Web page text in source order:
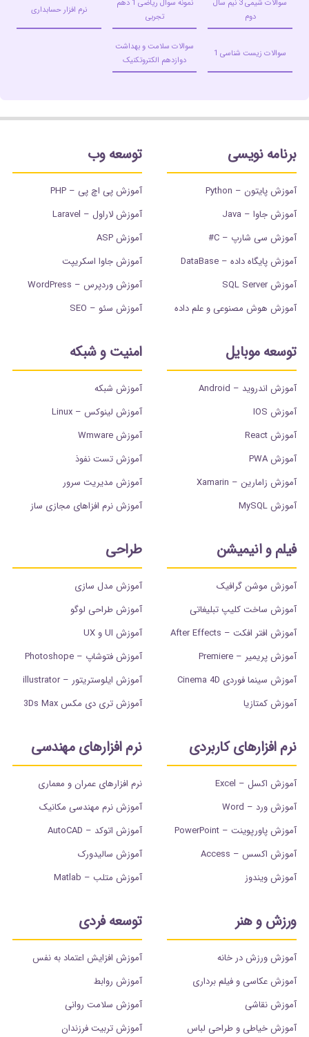
سوالات شیمی 3 نیم سال
دوم
نمونه سوال ریاضی 1 دهم
تجربی
نرم افزار حسابداری
سوالات زیست شناسی 1
سوالات سلامت و بهداشت
دوازدهم الکتروتکنیک
برنامه نویسی
آموزش پایتون – Python
آموزش جاوا – Java
آموزش سی شارپ – C#
آموزش پایگاه داده – DataBase
آموزش SQL Server
آموزش هوش مصنوعی و علم داده
توسعه وب
آموزش پی اچ پی – PHP
آموزش لاراول – Laravel
آموزش ASP
آموزش جاوا اسکریپت
آموزش وردپرس – WordPress
آموزش سئو – SEO
توسعه موبایل
آموزش اندروید – Android
آموزش IOS
آموزش React
آموزش PWA
آموزش زامارین – Xamarin
آموزش MySQL
امنیت و شبکه
آموزش شبکه
آموزش لینوکس – Linux
آموزش Wmware
آموزش تست نفوذ
آموزش مدیریت سرور
آموزش نرم افزاهای مجازی ساز
فیلم و انیمیشن
آموزش موشن گرافیک
آموزش ساخت کلیپ تبلیغاتی
آموزش افتر افکت – After Effects
آموزش پریمیر – Premiere
آموزش سینما فوردی Cinema 4D
آموزش کمتازیا
طراحی
آموزش مدل سازی
آموزش طراحی لوگو
آموزش UI و UX
آموزش فتوشاپ – Photoshope
آموزش ایلوستریتور – illustrator
آموزش تری دی مکس 3Ds Max
نرم افزارهای کاربردی
آموزش اکسل – Excel
آموزش ورد – Word
آموزش پاورپوینت – PowerPoint
آموزش اکسس – Access
آموزش ویندوز
نرم افزارهای مهندسی
نرم افزارهای عمران و معماری
آموزش نرم مهندسی مکانیک
آموزش اتوکد – AutoCAD
آموزش سالیدورک
آموزش متلب – Matlab
ورزش و هنر
آموزش ورزش در خانه
آموزش عکاسی و فیلم برداری
آموزش نقاشی
آموزش خیاطی و طراحی لباس
توسعه فردی
آموزش افزایش اعتماد به نفس
آموزش روابط
آموزش سلامت روانی
آموزش تربیت فرزندان